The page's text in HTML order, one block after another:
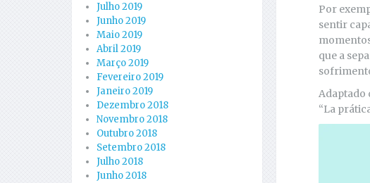
Por
sentir
que a
Adaptado
“La
Julho 2019
Junho 2019
Maio 2019
Abril 2019
Março 2019
Fevereiro 2019
Janeiro 2019
Dezembro 2018
Novembro 2018
Outubro 2018
Setembro 2018
Julho 2018
Junho 2018